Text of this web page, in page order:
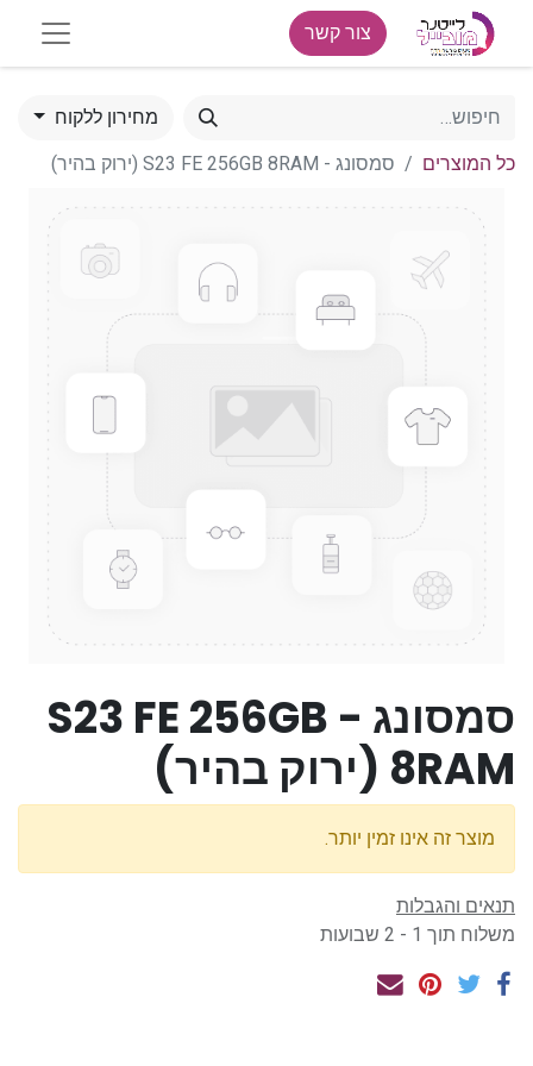
צור קשר
מחירון ללקוח
כל המוצרים סמסונג - S23 FE 256GB 8RAM (ירוק בהיר)
סמסונג - S23 FE 256GB
8RAM (ירוק בהיר)
מוצר זה אינו זמין יותר.
תנאים והגבלות
משלוח תוך 1 - 2 שבועות